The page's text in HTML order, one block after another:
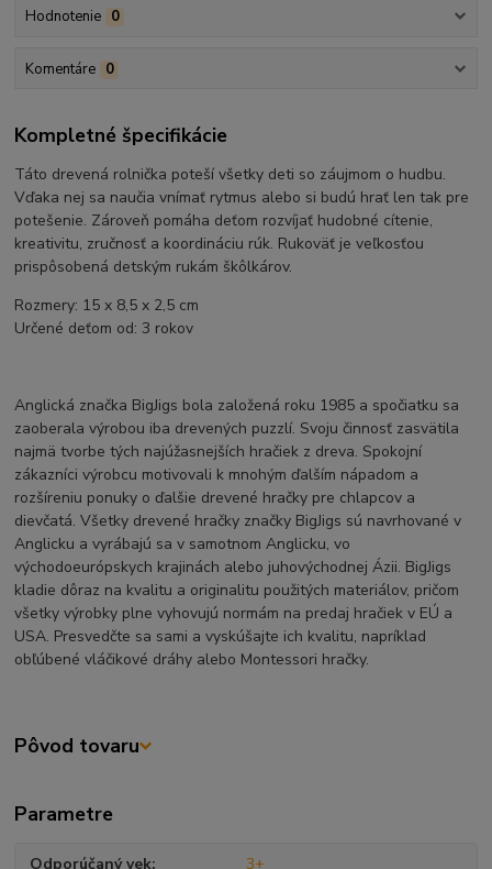
Hodnotenie 0
Komentáre 0
Kompletné špecifikácie
Táto drevená rolnička poteší všetky deti so záujmom o hudbu.
Vďaka nej sa naučia vnímať rytmus alebo si budú hrať len tak pre
potešenie. Zároveň pomáha deťom rozvíjať hudobné cítenie,
kreativitu, zručnosť a koordináciu rúk. Rukoväť je veľkosťou
prispôsobená detským rukám škôlkárov.
Rozmery: 15 x 8,5 x 2,5 cm
Určené deťom od: 3 rokov
Anglická značka BigJigs bola založená roku 1985 a spočiatku sa
zaoberala výrobou iba drevených puzzlí. Svoju činnosť zasvätila
najmä tvorbe tých najúžasnejších hračiek z dreva. Spokojní
zákazníci výrobcu motivovali k mnohým ďalším nápadom a
rozšíreniu ponuky o ďalšie drevené hračky pre chlapcov a
dievčatá. Všetky drevené hračky značky BigJigs sú navrhované v
Anglicku a vyrábajú sa v samotnom Anglicku, vo
východoeurópskych krajinách alebo juhovýchodnej Ázii. BigJigs
kladie dôraz na kvalitu a originalitu použitých materiálov, pričom
všetky výrobky plne vyhovujú normám na predaj hračiek v EÚ a
USA. Presvedčte sa sami a vyskúšajte ich kvalitu, napríklad
obľúbené vláčikové dráhy alebo Montessori hračky.
Pôvod tovaru
Parametre
Odporúčaný vek 3+